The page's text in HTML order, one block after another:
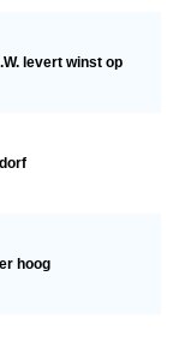
levert winst op
hoog